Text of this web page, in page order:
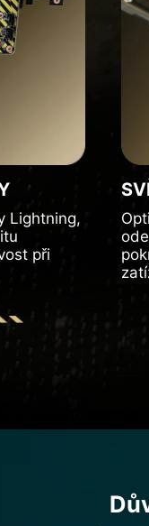
Lightning,
při